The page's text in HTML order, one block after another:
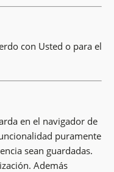
con Usted o para el
en el navigador de
puramente
sean guardadas.
Además